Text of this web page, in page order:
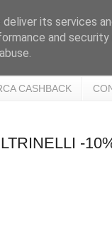
CASHBACK
-
its services
and